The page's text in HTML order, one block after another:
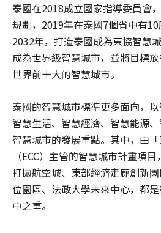
泰國在2018成立國家指導委員會
規劃，2019年在泰國7個省中有
2032年，打造泰國成為東協智慧
成為世界級智慧城市，並將目標
世界前十大的智慧城市。
泰國的智慧城市標準更多面向，以
智慧生活、智慧經濟、智慧能源
智慧城市的發展重點。其中，由「
（ECC）主管的智慧城市計畫項
打拋航空城、東部經濟走廊創新
位園區、法政大學未來中心，都
中之重。